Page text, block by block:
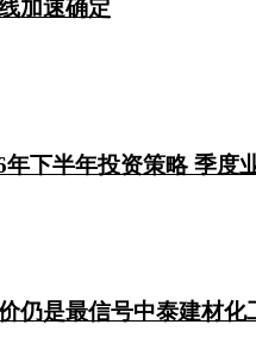
加速确定
下半年投资策略 季度
仍是最信号中泰建材化